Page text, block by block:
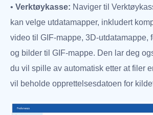
• Verktøykasse: Naviger til
kan velge utdatamapper, inkludert
video til GIF-mappe, 3D-utdatamappe,
og bilder til GIF-mappe. Den lar deg
du vil spille av automatisk etter at filer
vil beholde opprettelsesdatoen for